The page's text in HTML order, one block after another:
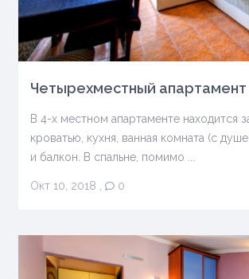
Четырехместный апартамент
В 4-х местном апартаменте находится
кроватью, кухня, ванная комната (с
и балкон. В спальне, помимо ...
Окт 10, 2018 0